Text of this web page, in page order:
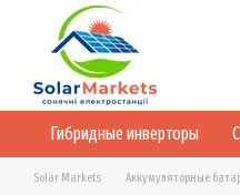
Перейти к основному контенту
Гибридные инверторы
Solar Markets Аккумуляторные